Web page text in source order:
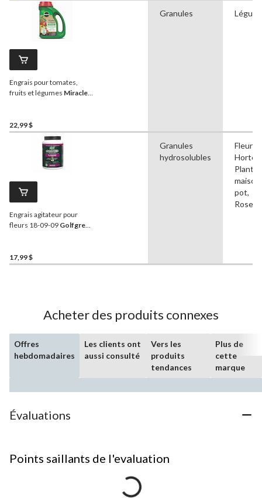
Engrais pour tomates,
fruits et légumes Miracle-
22,99 $
Granules
Engrais agitateur pour
fleurs 18-09-09 Golfgreen
17,99 $
Granules
hydrosolubles
Fleurs,
Plante
maison
pot,
Roses
Acheter des produits connexes
Offres
hebdomadaires
Les clients ont
aussi consulté
Vers les
produits
tendances
Plus de
cette
marque
Évaluations
Points saillants de l'evaluation